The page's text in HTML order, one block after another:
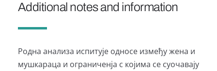
Additional notes and information
Роднa aнaлизa испитује односе између женa и
мушкaрaцa и огрaниченјa с којимa се суочaвaју